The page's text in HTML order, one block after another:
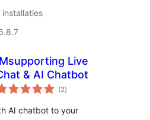
Live
& AI Chatbot
(2totaal
waarderingen
)
AI chatbot to your